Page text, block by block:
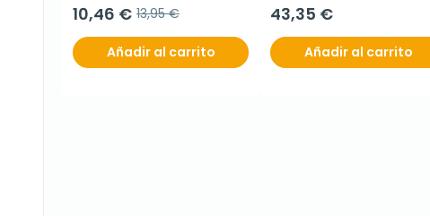
10,46 € 13,95 €
Añadir al carrito
43,35 €
Añadir al carrito